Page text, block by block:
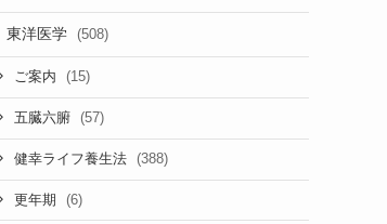
東洋医学 (508)
ご案内 (15)
五臓六腑 (57)
健幸ライフ養生法 (388)
更年期 (6)